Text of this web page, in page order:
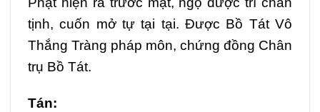
tịnh, cuốn mở tự tại tại. Được Bồ Tát Vô
Thắng Tràng pháp môn, chứng đồng Chân
trụ Bồ Tát.
Tán: